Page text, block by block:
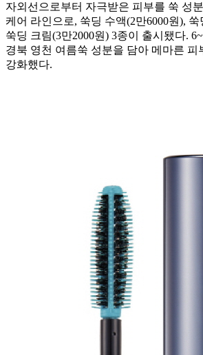
자외선으로부터 자극받은 피부를 쑥 성
케어 라인으로, 쑥딩 수액(2만6000원), 쑥
쑥딩 크림(3만2000원) 3종이 출시됐다.
경북 영천 여름쑥 성분을 담아 메마른 피
강화했다.